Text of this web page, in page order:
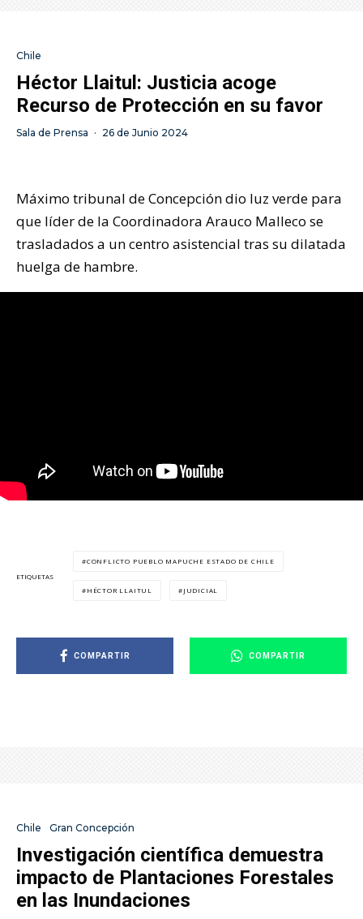
Chile
Héctor Llaitul: Justicia acoge
Recurso de Protección en su favor
Sala de Prensa · 26 de Junio 2024
Máximo tribunal de Concepción dio luz verde para
que líder de la Coordinadora Arauco Malleco se
trasladados a un centro asistencial tras su dilatada
huelga de hambre.
ETIQUETAS
CONFLICTO PUEBLO MAPUCHE ESTADO DE CHILE
HÉCTOR LLAITUL JUDICIAL
COMPARTIR COMPARTIR
Chile Gran Concepción
Investigación científica demuestra
impacto de Plantaciones Forestales
en las Inundaciones